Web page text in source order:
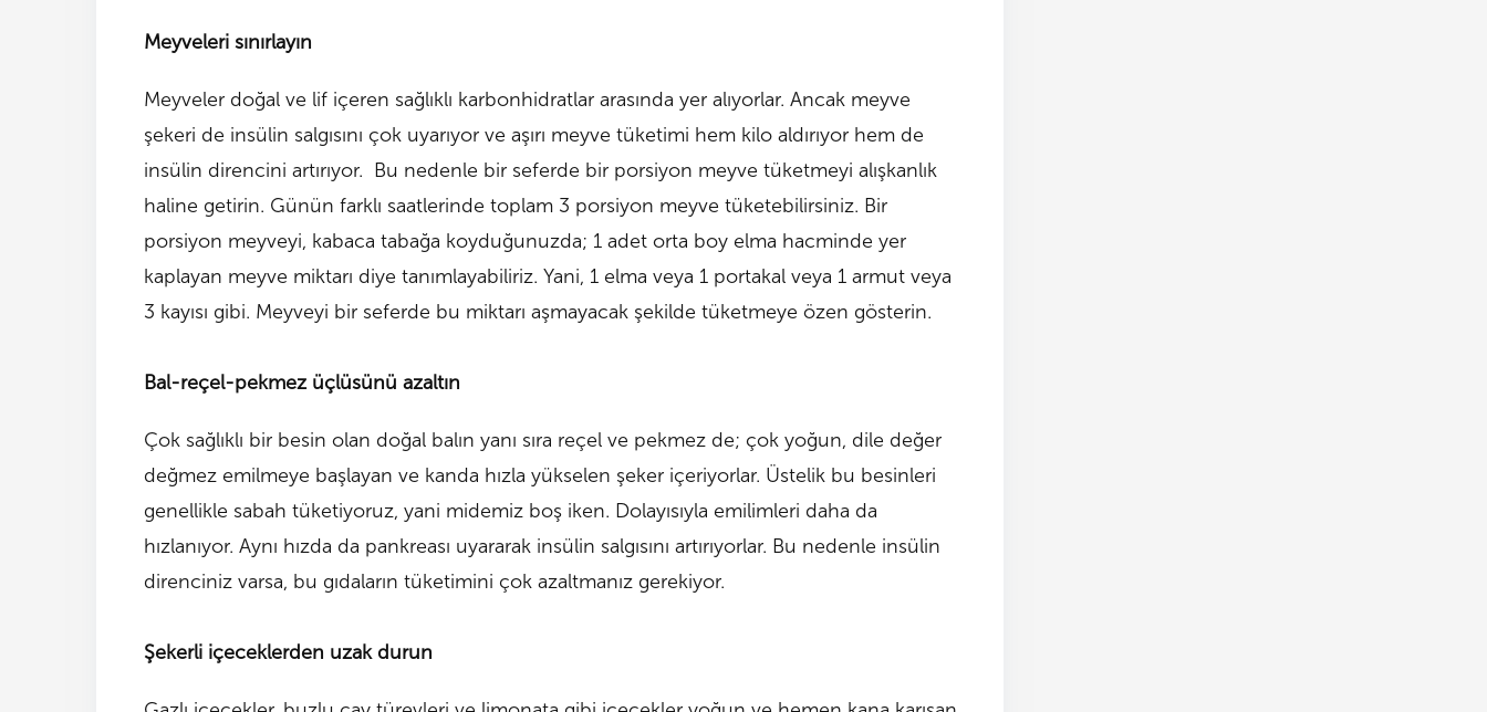
Meyveleri sınırlayın
Meyveler doğal ve lif içeren sağlıklı karbonhidratlar arasında yer alıyorlar. Ancak meyve
şekeri de insülin salgısını çok uyarıyor ve aşırı meyve tüketimi hem kilo aldırıyor hem de
insülin direncini artırıyor. Bu nedenle bir seferde bir porsiyon meyve tüketmeyi alışkanlık
haline getirin. Günün farklı saatlerinde toplam 3 porsiyon meyve tüketebilirsiniz. Bir
porsiyon meyveyi, kabaca tabağa koyduğunuzda; 1 adet orta boy elma hacminde yer
kaplayan meyve miktarı diye tanımlayabiliriz. Yani, 1 elma veya 1 portakal veya 1 armut veya
3 kayısı gibi. Meyveyi bir seferde bu miktarı aşmayacak şekilde tüketmeye özen gösterin.
Bal-reçel-pekmez üçlüsünü azaltın
Çok sağlıklı bir besin olan doğal balın yanı sıra reçel ve pekmez de; çok yoğun, dile değer
değmez emilmeye başlayan ve kanda hızla yükselen şeker içeriyorlar. Üstelik bu besinleri
genellikle sabah tüketiyoruz, yani midemiz boş iken. Dolayısıyla emilimleri daha da
hızlanıyor. Aynı hızda da pankreası uyararak insülin salgısını artırıyorlar. Bu nedenle insülin
direnciniz varsa, bu gıdaların tüketimini çok azaltmanız gerekiyor.
Şekerli içeceklerden uzak durun